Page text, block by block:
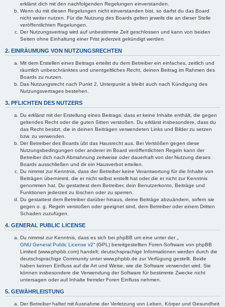
erklärst dich mit den nachfolgenden Regelungen einverstanden.
Wenn du mit diesen Regelungen nicht einverstanden bist, so darfst du das Board
nicht weiter nutzen. Für die Nutzung des Boards gelten jeweils die an dieser Stelle
veröffentlichten Regelungen.
Der Nutzungsvertrag wird auf unbestimmte Zeit geschlossen und kann von beiden
Seiten ohne Einhaltung einer Frist jederzeit gekündigt werden.
2. EINRÄUMUNG VON NUTZUNGSRECHTEN
Mit dem Erstellen eines Beitrags erteilst du dem Betreiber ein einfaches, zeitlich und
räumlich unbeschränktes und unentgeltliches Recht, deinen Beitrag im Rahmen des
Boards zu nutzen.
Das Nutzungsrecht nach Punkt 2, Unterpunkt a bleibt auch nach Kündigung des
Nutzungsvertrages bestehen.
3. PFLICHTEN DES NUTZERS
Du erklärst mit der Erstellung eines Beitrags, dass er keine Inhalte enthält, die gegen
geltendes Recht oder die guten Sitten verstoßen. Du erklärst insbesondere, dass du
das Recht besitzt, die in deinen Beiträgen verwendeten Links und Bilder zu setzen
bzw. zu verwenden.
Der Betreiber des Boards übt das Hausrecht aus. Bei Verstößen gegen diese
Nutzungsbedingungen oder anderer im Board veröffentlichten Regeln kann der
Betreiber dich nach Abmahnung zeitweise oder dauerhaft von der Nutzung dieses
Boards ausschließen und dir ein Hausverbot erteilen.
Du nimmst zur Kenntnis, dass der Betreiber keine Verantwortung für die Inhalte von
Beiträgen übernimmt, die er nicht selbst erstellt hat oder die er nicht zur Kenntnis
genommen hat. Du gestattest dem Betreiber, dein Benutzerkonto, Beiträge und
Funktionen jederzeit zu löschen oder zu sperren.
Du gestattest dem Betreiber darüber hinaus, deine Beiträge abzuändern, sofern sie
gegen o. g. Regeln verstoßen oder geeignet sind, dem Betreiber oder einem Dritten
Schaden zuzufügen.
4. GENERAL PUBLIC LICENSE
Du nimmst zur Kenntnis, dass es sich bei phpBB um eine unter der „
GNU General Public License v2“ (GPL) bereitgestellten Foren-Software von phpBB
Limited (www.phpbb.com) handelt; deutschsprachige Informationen werden durch die
deutschsprachige Community unter www.phpbb.de zur Verfügung gestellt. Beide
haben keinen Einfluss auf die Art und Weise, wie die Software verwendet wird. Sie
können insbesondere die Verwendung der Software für bestimmte Zwecke nicht
untersagen oder auf Inhalte fremder Foren Einfluss nehmen.
5. GEWÄHRLEISTUNG
Der Betreiber haftet mit Ausnahme der Verletzung von Leben, Körper und Gesundheit